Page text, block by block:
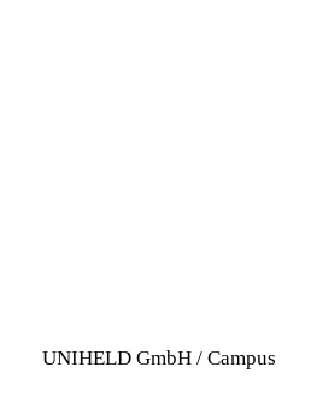
GmbH / Campus